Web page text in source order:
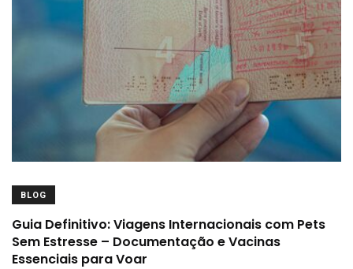
BLOG
Guia Definitivo: Viagens Internacionais com Pets
Sem Estresse – Documentação e Vacinas
Essenciais para Voar